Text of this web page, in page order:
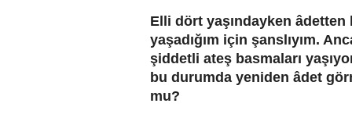
Elli dört yaşındayken
yaşadığım için şanslıyım.
şiddetli ateş basmaları
bu durumda yeniden âdet
mu?